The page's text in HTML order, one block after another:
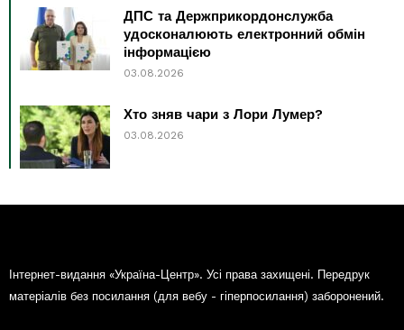
ДПС та Держприкордонслужба
удосконалюють електронний обмін
інформацією
03.08.2026
Хто зняв чари з Лори Лумер?
03.08.2026
Інтернет-видання «Україна-Центр». Усі права захищені. Передрук
матеріалів без посилання (для вебу - гіперпосилання) заборонений.